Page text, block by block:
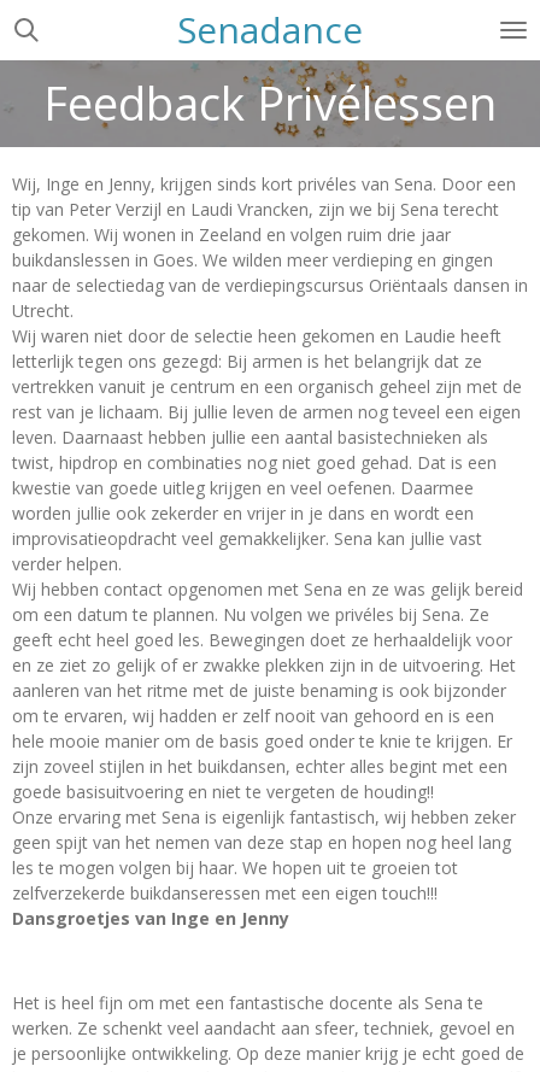
Ga
direct
hoofdinhoud
Senadance
Feedback Privélessen
Wij, Inge en Jenny, krijgen sinds kort privéles van Sena. Door een
tip van Peter Verzijl en Laudi Vrancken, zijn we bij Sena terecht
gekomen. Wij wonen in Zeeland en volgen ruim drie jaar
buikdanslessen in Goes. We wilden meer verdieping en gingen
naar de selectiedag van de verdiepingscursus Oriëntaals dansen in
Utrecht.
Wij waren niet door de selectie heen gekomen en Laudie heeft
letterlijk tegen ons gezegd: Bij armen is het belangrijk dat ze
vertrekken vanuit je centrum en een organisch geheel zijn met de
rest van je lichaam. Bij jullie leven de armen nog teveel een eigen
leven. Daarnaast hebben jullie een aantal basistechnieken als
twist, hipdrop en combinaties nog niet goed gehad. Dat is een
kwestie van goede uitleg krijgen en veel oefenen. Daarmee
worden jullie ook zekerder en vrijer in je dans en wordt een
improvisatieopdracht veel gemakkelijker. Sena kan jullie vast
verder helpen.
Wij hebben contact opgenomen met Sena en ze was gelijk bereid
om een datum te plannen. Nu volgen we privéles bij Sena. Ze
geeft echt heel goed les. Bewegingen doet ze herhaaldelijk voor
en ze ziet zo gelijk of er zwakke plekken zijn in de uitvoering. Het
aanleren van het ritme met de juiste benaming is ook bijzonder
om te ervaren, wij hadden er zelf nooit van gehoord en is een
hele mooie manier om de basis goed onder te knie te krijgen. Er
zijn zoveel stijlen in het buikdansen, echter alles begint met een
goede basisuitvoering en niet te vergeten de houding!!
Onze ervaring met Sena is eigenlijk fantastisch, wij hebben zeker
geen spijt van het nemen van deze stap en hopen nog heel lang
les te mogen volgen bij haar. We hopen uit te groeien tot
zelfverzekerde buikdanseressen met een eigen touch!!!
Dansgroetjes van Inge en Jenny
Het is heel fijn om met een fantastische docente als Sena te
werken. Ze schenkt veel aandacht aan sfeer, techniek, gevoel en
je persoonlijke ontwikkeling. Op deze manier krijg je echt goed de